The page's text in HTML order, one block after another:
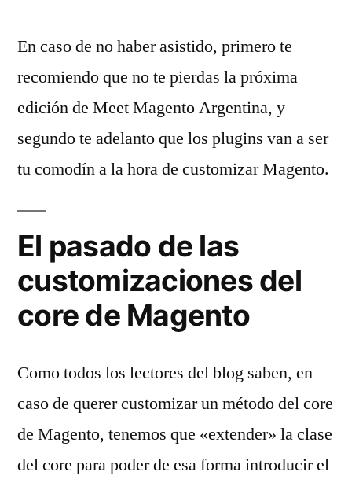
En caso de no haber asistido, primero te
recomiendo que no te pierdas la próxima
edición de Meet Magento Argentina, y
segundo te adelanto que los plugins van a ser
tu comodín a la hora de customizar Magento.
El pasado de las
customizaciones del
core de Magento
Como todos los lectores del blog saben, en
caso de querer customizar un método del core
de Magento, tenemos que «extender» la clase
del core para poder de esa forma introducir el